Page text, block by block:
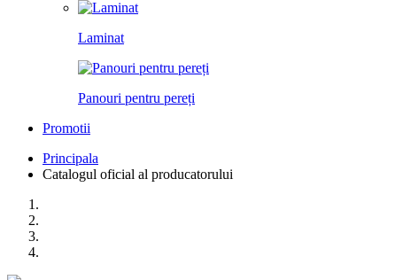
Laminat
Panouri pentru pereți
Promotii
Principala
Catalogul oficial al producatorului